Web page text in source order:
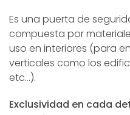
Es una puerta de
compuesta por
uso en interiores (para
verticales como los
etc…).
Exclusividad en cada